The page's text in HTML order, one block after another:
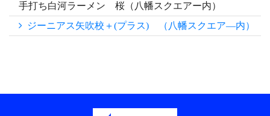
手打ち白河ラーメン 桜（八幡スクエアー内）
ジーニアス矢吹校＋(プラス) （八幡スクエア―内）